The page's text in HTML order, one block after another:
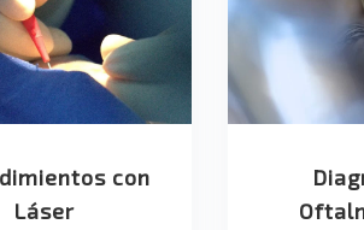
con
Láser